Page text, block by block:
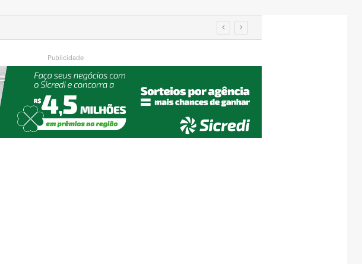
Publicidade